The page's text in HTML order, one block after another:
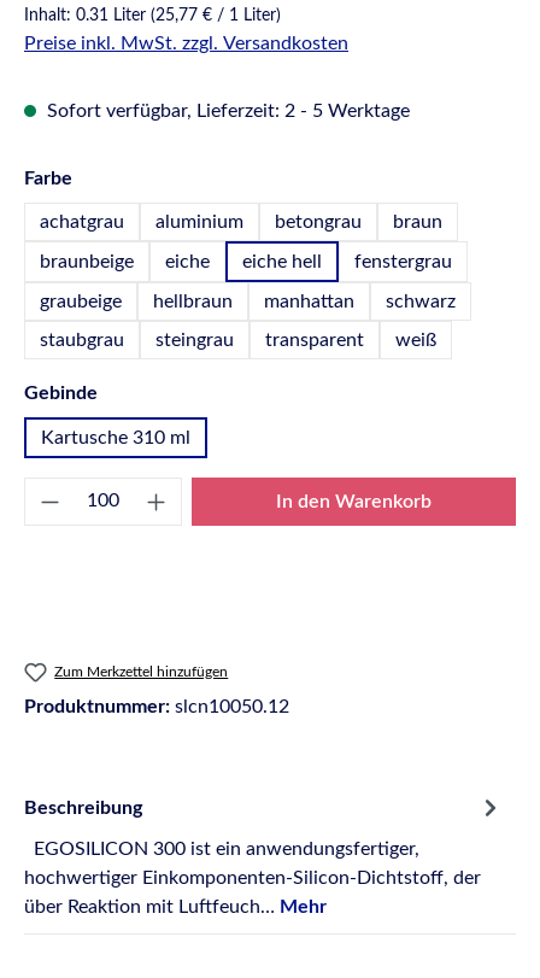
Inhalt: 0.31 Liter (25,77 € / 1 Liter)
Preise inkl. MwSt. zzgl. Versandkosten
Sofort verfügbar, Lieferzeit: 2 - 5 Werktage
Farbe
achatgrau aluminium betongrau braun
braunbeige eiche eiche hell fenstergrau
graubeige hellbraun manhattan
schwarz
staubgrau
steingrau transparent weiß
Gebinde
Kartusche 310 ml
Produkt Anzahl: Gib den gewünschten
In den Warenkorb
Zum Merkzettel hinzufügen
Produktnummer: slcn10050.12
Beschreibung
EGOSILICON 300 ist ein anwendungsfertiger,
hochwertiger Einkomponenten-Silicon-Dichtstoff, der
über Reaktion mit Luftfeuch… Mehr